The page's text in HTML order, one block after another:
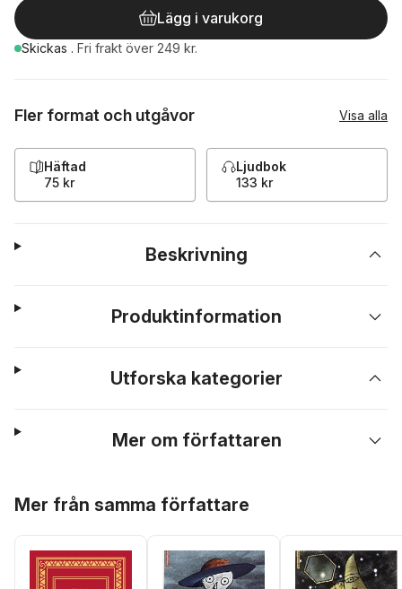
Lägg i varukorg
Skickas . Fri frakt över 249 kr.
Fler format och utgåvor Visa alla
Häftad
75 kr
Ljudbok
133 kr
Beskrivning
Produktinformation
Utforska kategorier
Mer om författaren
Mer från samma författare